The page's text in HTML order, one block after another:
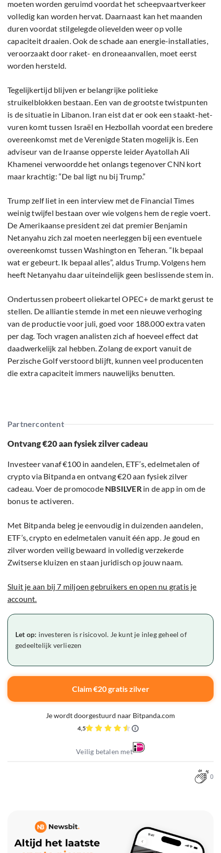
moeten worden geruimd voordat het scheepvaartverkeer
volledig kan worden hervat. Daarnaast kan het maanden
duren voordat stilgelegde olievelden weer op volle
capaciteit draaien. Ook de schade aan energie-installaties,
veroorzaakt door raket- en droneaanvallen, moet eerst
worden hersteld.
Tegelijkertijd blijven er belangrijke politieke
struikelblokken bestaan. Een van de grootste twistpunten
is de situatie in Libanon. Iran eist dat er ook een staakt-het-
vuren komt tussen Israël en Hezbollah voordat een bredere
overeenkomst met de Verenigde Staten mogelijk is. Een
adviseur van de Iraanse opperste leider Ayatollah Ali
Khamenei verwoordde het onlangs tegenover CNN kort
maar krachtig: “De bal ligt nu bij Trump.”
Trump zelf liet in een interview met de Financial Times
weinig twijfel bestaan over wie volgens hem de regie voert.
De Amerikaanse president zei dat premier Benjamin
Netanyahu zich zal moeten neerleggen bij een eventuele
overeenkomst tussen Washington en Teheran. “Ik bepaal
wat er gebeurt. Ik bepaal alles”, aldus Trump. Volgens hem
heeft Netanyahu daar uiteindelijk geen beslissende stem in.
Ondertussen probeert oliekartel OPEC+ de markt gerust te
stellen. De alliantie stemde in met een nieuwe verhoging
van de productie voor juli, goed voor 188.000 extra vaten
per dag. Toch vragen analisten zich af hoeveel effect dat
daadwerkelijk zal hebben. Zolang de export vanuit de
Perzische Golf verstoord blijft, kunnen veel producenten
die extra capaciteit immers nauwelijks benutten.
Partnercontent
Ontvang €20 aan fysiek zilver cadeau
Investeer vanaf €100 in aandelen, ETF’s, edelmetalen of
crypto via Bitpanda en ontvang €20 aan fysiek zilver
cadeau. Voer de promocode NBSILVERin de app in om de
bonus te activeren.
Met Bitpanda beleg je eenvoudig in duizenden aandelen,
ETF’s, crypto en edelmetalen vanuit één app. Je goud en
zilver worden veilig bewaard in volledig verzekerde
Zwitserse kluizen en staan juridisch op jouw naam.
Sluit je aan bij 7 miljoen gebruikers en open nu gratis je
account.
Let op: investeren is risicovol. Je kunt je inleg geheel of
gedeeltelijk verliezen
Claim €20 gratis zilver
Je wordt doorgestuurd naar Bitpanda.com
4,5
Veilig betalen met
0